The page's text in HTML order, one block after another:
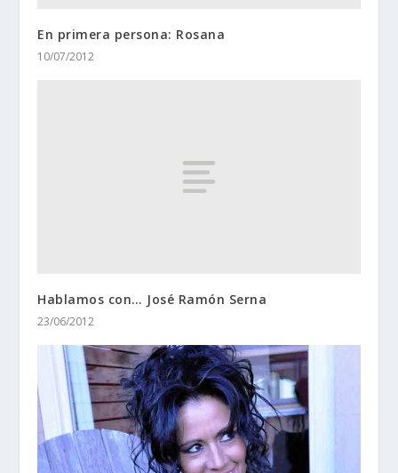
En primera persona: Rosana
10/07/2012
Hablamos con… José Ramón Serna
23/06/2012